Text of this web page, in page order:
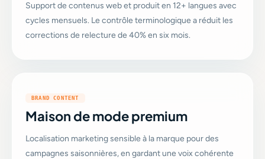
Support de contenus web et produit en 12+ langues avec
cycles mensuels. Le contrôle terminologique a réduit les
corrections de relecture de 40% en six mois.
BRAND CONTENT
Maison de mode premium
Localisation marketing sensible à la marque pour des
campagnes saisonnières, en gardant une voix cohérente